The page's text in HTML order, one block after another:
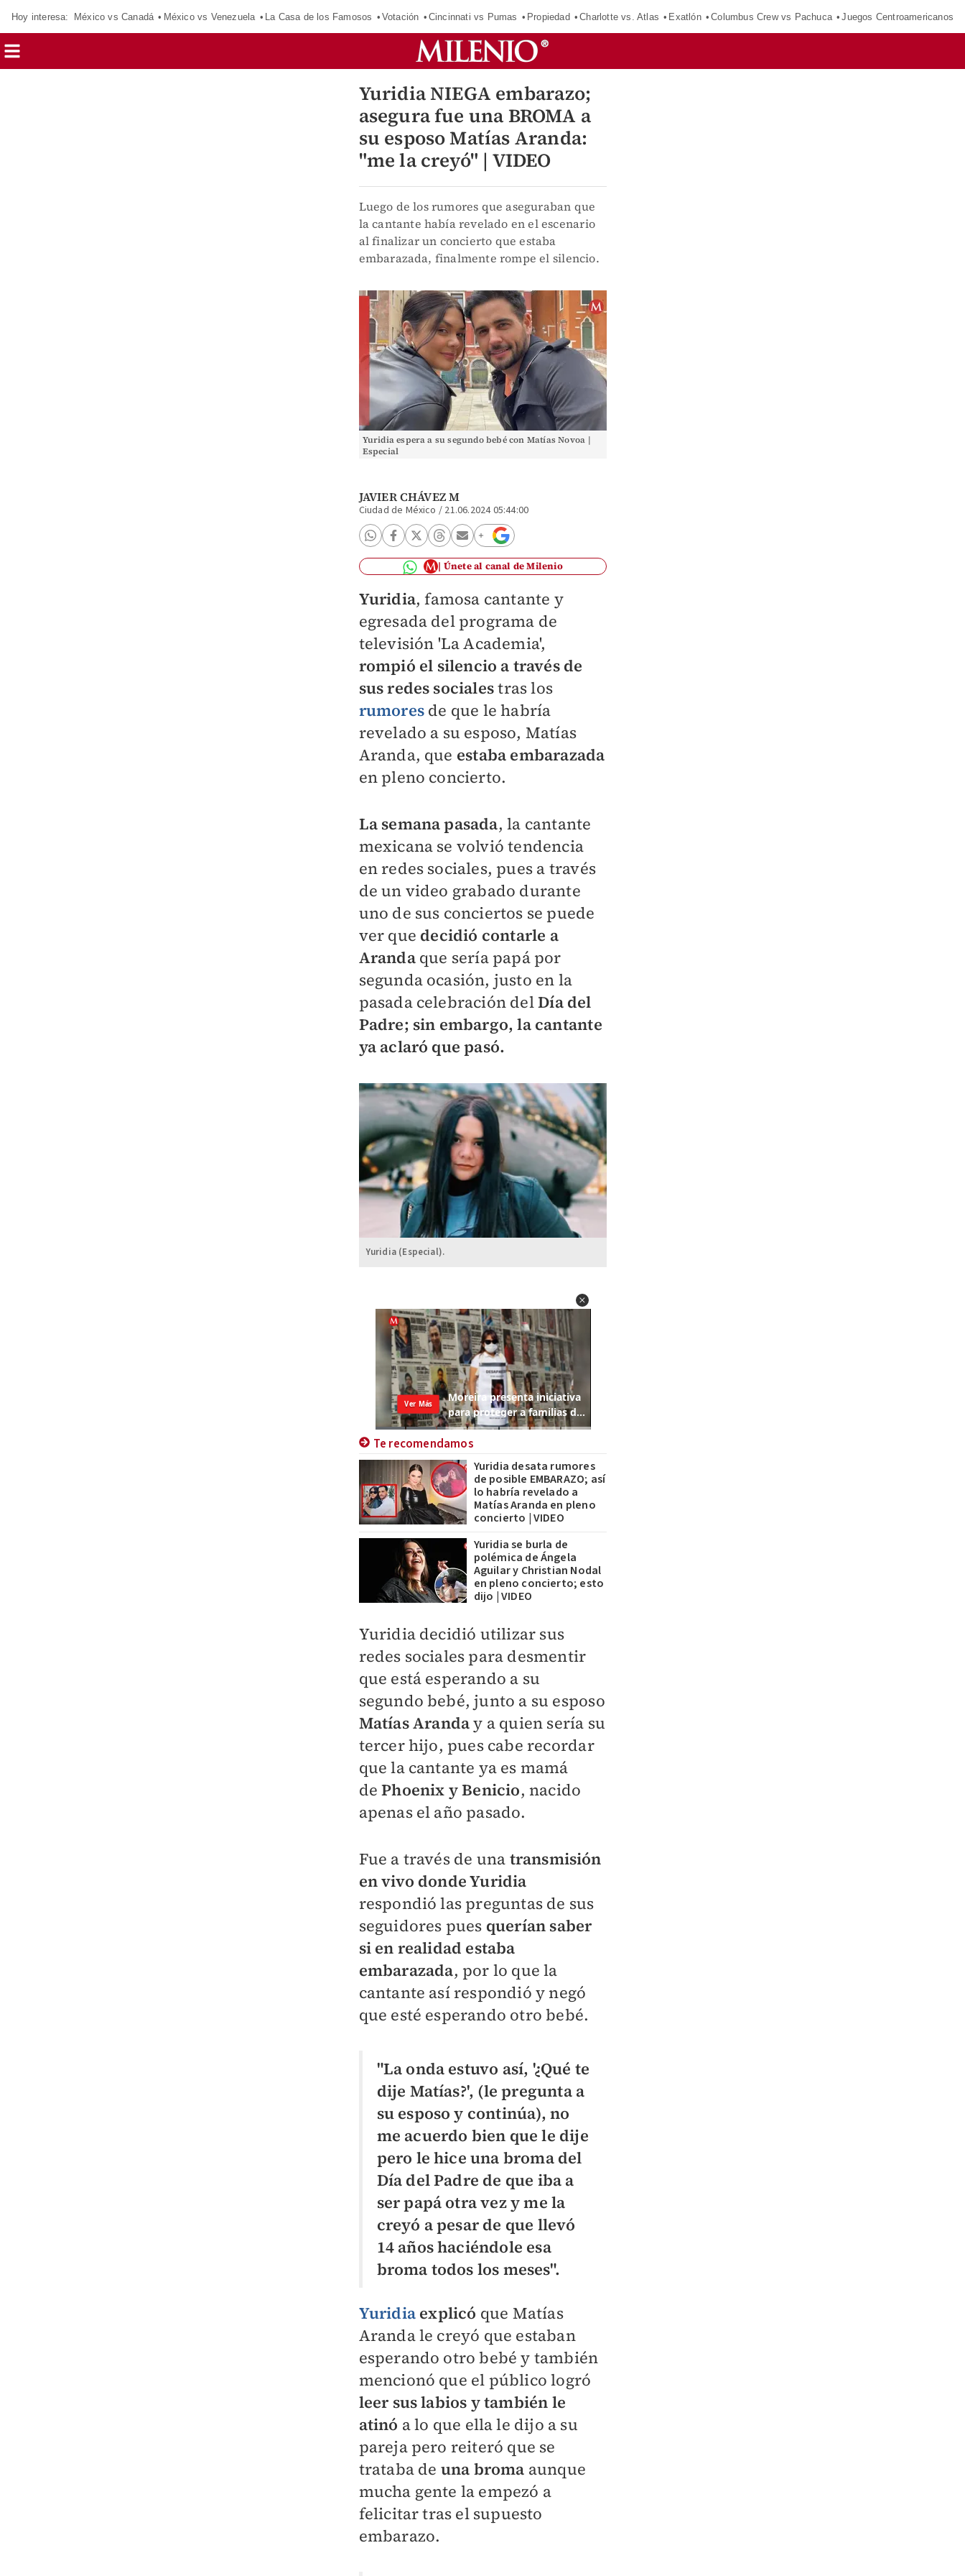
Hoy interesa: México vs Canadá México vs Venezuela La Casa de los Famosos Votación Cincinnati vs Pumas Propiedad Charlotte vs. Atlas Exatlón Columbus Crew vs Pachuca Juegos Centroamericanos
Yuridia NIEGA embarazo;
asegura fue una BROMA a
su esposo Matías Aranda:
"me la creyó" | VIDEO
Luego de los rumores que aseguraban que
la cantante había revelado en el escenario
al finalizar un concierto que estaba
embarazada, finalmente rompe el silencio.
Yuridia espera a su segundo bebé con Matías Novoa |
Especial
JAVIER CHÁVEZ M
Ciudad de México / 21.06.2024 05:44:00
Únete al canal de Milenio
Yuridia, famosa cantante y
egresada del programa de
televisión 'La Academia',
rompió el silencio a través de
sus redes socialestras los
rumoresde que le habría
revelado a su esposo, Matías
Aranda, que estaba embarazada
en pleno concierto.
La semana pasada, la cantante
mexicana se volvió tendencia
en redes sociales, pues a través
de un video grabado durante
uno de sus conciertos se puede
ver que decidió contarle a
Arandaque sería papá por
segunda ocasión, justo en la
pasada celebración delDía del
Padre; sin embargo, la cantante
ya aclaró que pasó.
Yuridia (Especial).
Te recomendamos
Yuridia desata rumores
de posible EMBARAZO; así
lo habría revelado a
Matías Aranda en pleno
concierto | VIDEO
Yuridia se burla de
polémica de Ángela
Aguilar y Christian Nodal
en pleno concierto; esto
dijo | VIDEO
Yuridia decidió utilizar sus
redes sociales para desmentir
que está esperando a su
segundo bebé, junto a su esposo
Matías Aranday a quien sería su
tercer hijo, pues cabe recordar
que la cantante ya es mamá
dePhoenix y Benicio, nacido
apenas el año pasado.
Fue a través de una transmisión
en vivo donde Yuridia
respondió las preguntas de sus
seguidores pues querían saber
si en realidad estaba
embarazada, por lo que la
cantante así respondió y negó
que esté esperando otro bebé.
"La onda estuvo así, '¿Qué te
dije Matías?', (le pregunta a
su esposo y continúa), no
me acuerdo bien que le dije
pero le hice una broma del
Día del Padre de que iba a
ser papá otra vez y me la
creyó a pesar de que llevó
14 años haciéndole esa
broma todos los meses".
Yuridiaexplicó que Matías
Aranda le creyó que estaban
esperando otro bebé y también
mencionó que el público logró
leer sus labios y también le
atinó a lo que ella le dijo a su
pareja pero reiteró que se
trataba de una broma aunque
mucha gente la empezó a
felicitar tras el supuesto
embarazo.